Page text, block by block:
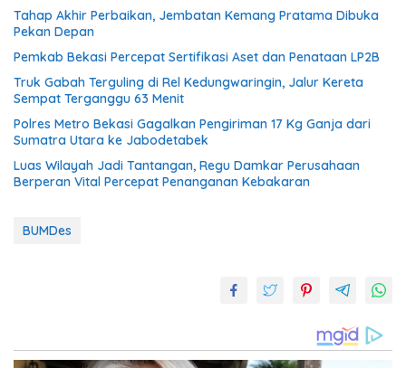
Tahap Akhir Perbaikan, Jembatan Kemang Pratama Dibuka
Pekan Depan
Pemkab Bekasi Percepat Sertifikasi Aset dan Penataan LP2B
Truk Gabah Terguling di Rel Kedungwaringin, Jalur Kereta
Sempat Terganggu 63 Menit
Polres Metro Bekasi Gagalkan Pengiriman 17 Kg Ganja dari
Sumatra Utara ke Jabodetabek
Luas Wilayah Jadi Tantangan, Regu Damkar Perusahaan
Berperan Vital Percepat Penanganan Kebakaran
BUMDes